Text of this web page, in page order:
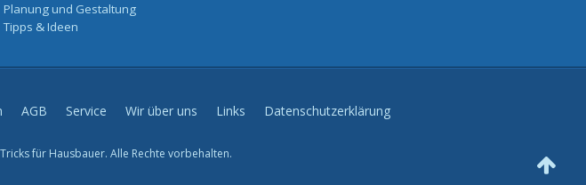
Planung und Gestaltung
Tipps & Ideen
AGB Service Wir über uns Links Datenschutzerklärung
für Hausbauer. Alle Rechte vorbehalten.